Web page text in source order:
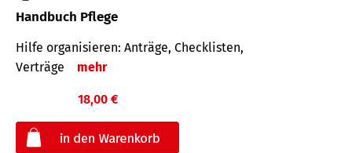
Handbuch Pflege
Hilfe organisieren: Anträge, Checklisten,
Verträge
mehr
18,00 €